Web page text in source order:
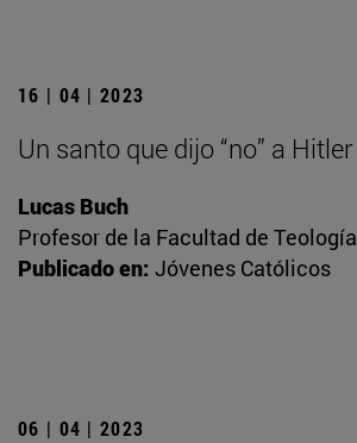
16 | 04 | 2023
Un santo que dijo “no” a Hitler
Lucas Buch
Profesor de la Facultad de Teología
Publicado en: Jóvenes Católicos
06 | 04 | 2023